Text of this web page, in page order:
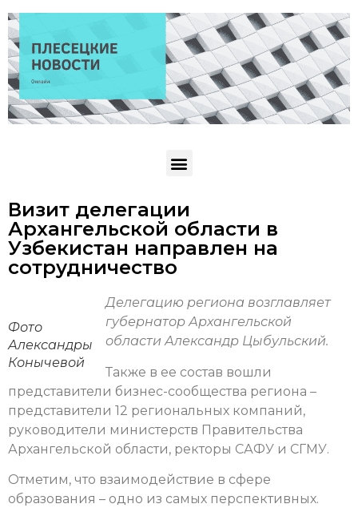
Визит делегации
Архангельской области в
Узбекистан направлен на
сотрудничество
Фото
Александры
Конычевой
Делегацию региона возглавляет
губернатор Архангельской
области Александр Цыбульский.
Также в ее состав вошли
представители бизнес-сообщества региона –
представители 12 региональных компаний,
руководители министерств Правительства
Архангельской области, ректоры САФУ и СГМУ.
Отметим, что взаимодействие в сфере
образования – одно из самых перспективных.